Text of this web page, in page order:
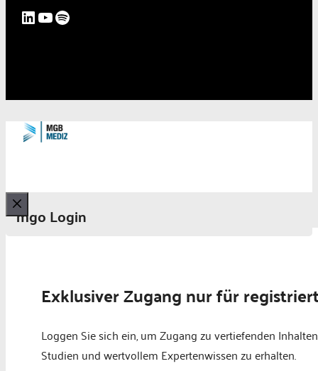
LinkedIn
YouTube
Spotify
mgo Login
Schließen
Exklusiver Zugang nur für
Loggen Sie sich ein, um Zugang zu vertiefenden
Studien und wertvollem Expertenwissen zu erhalten.